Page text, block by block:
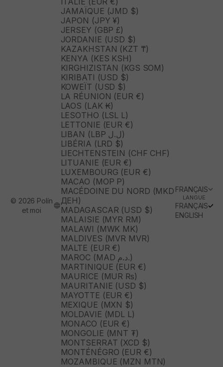
JAMAÏQUE (JMD $)
JAPON (JPY ¥)
JERSEY (GBP £)
JORDANIE (USD $)
KAZAKHSTAN (KZT ₸)
KENYA (KES KSH)
KIRGHIZISTAN (KGS SOM)
KIRIBATI (USD $)
KOWEÏT (USD $)
LA RÉUNION (EUR €)
LAOS (LAK ₭)
LESOTHO (LSL L)
LETTONIE (EUR €)
LIBAN (LBP ل.ل)
LIBÉRIA (LRD $)
LIECHTENSTEIN (CHF CHF)
LITUANIE (EUR €)
LUXEMBOURG (EUR €)
MACAO (MOP P)
MACÉDOINE DU NORD (MKD
ДЕН)
MADAGASCAR (USD $)
MALAISIE (MYR RM)
MALAWI (MWK MK)
MALDIVES (MVR MVR)
MALTE (EUR €)
MAROC (MAD د.م.)
MARTINIQUE (EUR €)
MAURICE (MUR ₨)
MAURITANIE (USD $)
MAYOTTE (EUR €)
MEXIQUE (MXN $)
MOLDAVIE (MDL L)
MONACO (EUR €)
MONGOLIE (MNT ₮)
MONTSERRAT (XCD $)
MONTÉNÉGRO (EUR €)
MOZAMBIQUE (MZN MTN)
FRANÇAIS
LANGUE
FRANÇAIS
ENGLISH
© 2026 Polín
et moi